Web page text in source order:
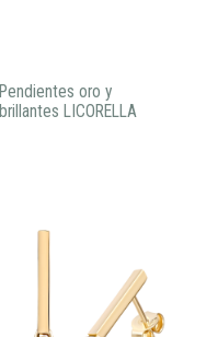
Pendientes oro y
brillantes LICORELLA